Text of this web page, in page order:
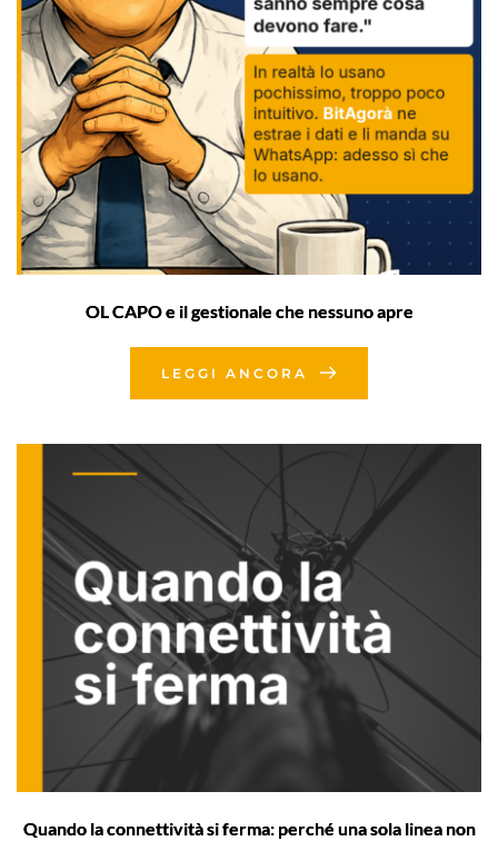
OL CAPO e il gestionale che nessuno apre
LEGGI ANCORA
Quando la connettività si ferma: perché una sola linea non